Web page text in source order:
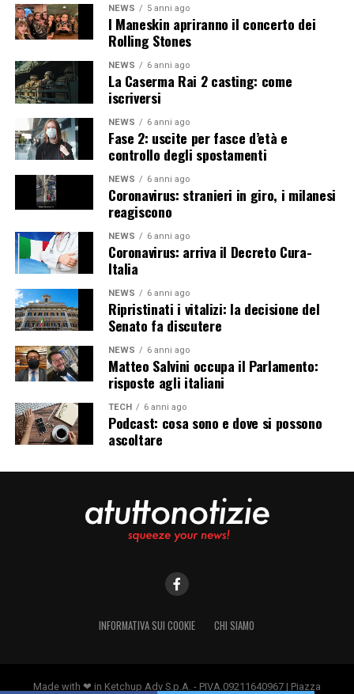
NEWS 5 anni ago
I Maneskin apriranno il concerto dei
Rolling Stones
NEWS 6 anni ago
La Caserma Rai 2 casting: come
iscriversi
NEWS 6 anni ago
Fase 2: uscite per fasce d’età e
controllo degli spostamenti
NEWS 6 anni ago
Coronavirus: stranieri in giro, i milanesi
reagiscono
NEWS 6 anni ago
Coronavirus: arriva il Decreto Cura-
Italia
NEWS 6 anni ago
Ripristinati i vitalizi: la decisione del
Senato fa discutere
NEWS 6 anni ago
Matteo Salvini occupa il Parlamento:
risposte agli italiani
TECH 6 anni ago
Podcast: cosa sono e dove si possono
ascoltare
INFORMATIVA SUI COOKIE CHI SIAMO
Made with ❤ in Ketchup Adv S.p.A. - PIVA.09211640967 | Piazza